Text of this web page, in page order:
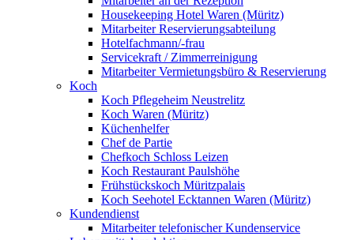
Housekeeping Hotel Waren (Müritz)
Mitarbeiter Reservierungsabteilung
Hotelfachmann/-frau
Servicekraft / Zimmerreinigung
Mitarbeiter Vermietungsbüro & Reservierung
Koch
Koch Pflegeheim Neustrelitz
Koch Waren (Müritz)
Küchenhelfer
Chef de Partie
Chefkoch Schloss Leizen
Koch Restaurant Paulshöhe
Frühstückskoch Müritzpalais
Koch Seehotel Ecktannen Waren (Müritz)
Kundendienst
Mitarbeiter telefonischer Kundenservice